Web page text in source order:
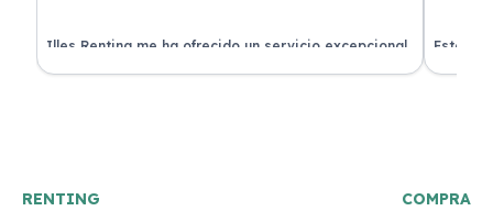
Illes Renting me ha ofrecido un servicio excepcional.
Su atención al cliente es muy buena y el coche llegó
Estoy
nuevo y
RENTING COMPRA